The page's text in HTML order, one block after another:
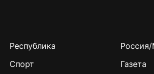
Республика
Спорт Газета